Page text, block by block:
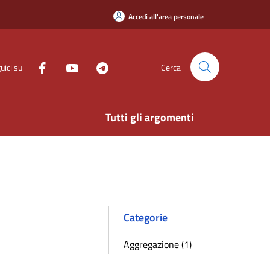
Accedi all'area personale
su Cerca
Tutti gli argomenti
Categorie
Aggregazione (1)